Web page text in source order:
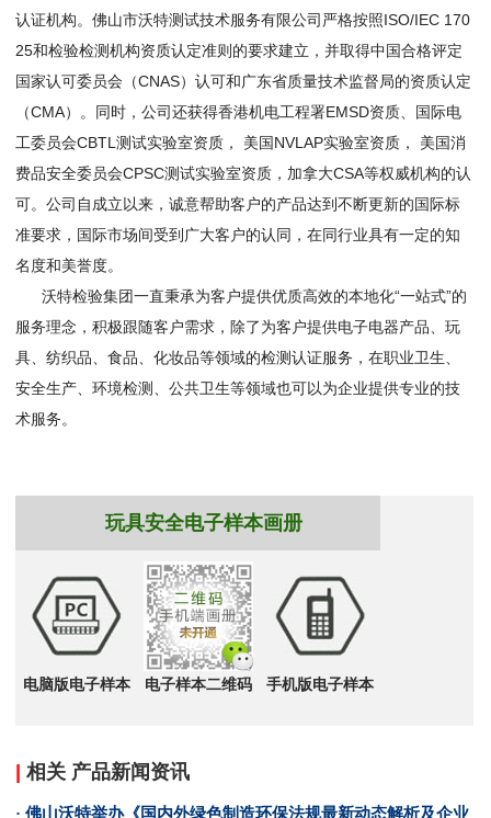
认证机构。佛山市沃特测试技术服务有限公司严格按照ISO/IEC 170
25和检验检测机构资质认定准则的要求建立，并取得中国合格评定
国家认可委员会（CNAS）认可和广东省质量技术监督局的资质认定
（CMA）。同时，公司还获得香港机电工程署EMSD资质、国际电
工委员会CBTL测试实验室资质， 美国NVLAP实验室资质， 美国消
费品安全委员会CPSC测试实验室资质，加拿大CSA等权威机构的认
可。公司自成立以来，诚意帮助客户的产品达到不断更新的国际标
准要求，国际市场间受到广大客户的认同，在同行业具有一定的知
名度和美誉度。
沃特检验集团一直秉承为客户提供优质高效的本地化“一站式”的
服务理念，积极跟随客户需求，除了为客户提供电子电器产品、玩
具、纺织品、食品、化妆品等领域的检测认证服务，在职业卫生、
安全生产、环境检测、公共卫生等领域也可以为企业提供专业的技
术服务。
玩具安全电子样本画册
电脑版电子样本 电子样本二维码 手机版电子样本
相关 产品新闻资讯
· 佛山沃特举办《国内外绿色制造环保法规最新动态解析及企业